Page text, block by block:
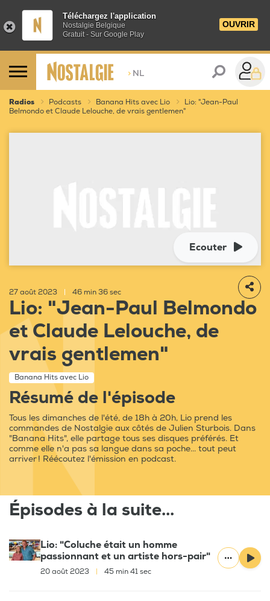
Téléchargez l'application
Nostalgie Belgique
Gratuit - Sur Google Play
OUVRIR
> NL
Radios Podcasts Banana Hits avec Lio
Lio: "Jean-Paul
Belmondo et Claude Lelouche, de vrais gentlemen"
Ecouter
27 août 2023 46 min 36 sec
Lio: "Jean-Paul Belmondo
et Claude Lelouche, de
vrais gentlemen"
Banana Hits avec Lio
Résumé de l'épisode
Tous les dimanches de l'été, de 18h à 20h, Lio prend les
commandes de Nostalgie aux côtés de Julien Sturbois. Dans
"Banana Hits", elle partage tous ses disques préférés. Et
comme elle n'a pas sa langue dans sa poche... tout peut
arriver ! Réécoutez l'émission en podcast.
Épisodes à la suite...
Lio: "Coluche était un homme
passionnant et un artiste hors-pair"
20 août 2023 45 min 41 sec